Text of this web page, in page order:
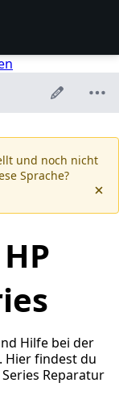
und noch nicht
Sprache?
Hilfe bei der
Hier findest du
Reparatur